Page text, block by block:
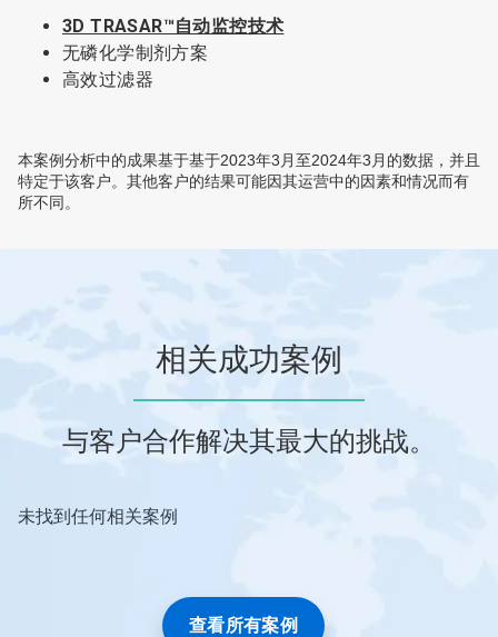
3D TRASAR™自动监控技术
无磷化学制剂方案
高效过滤器
本案例分析中的成果基于基于2023年3月至2024年3月的数据，并且
特定于该客户。其他客户的结果可能因其运营中的因素和情况而有
所不同。
相关成功案例
与客户合作解决其最大的挑战。
未找到任何相关案例
查看所有案例